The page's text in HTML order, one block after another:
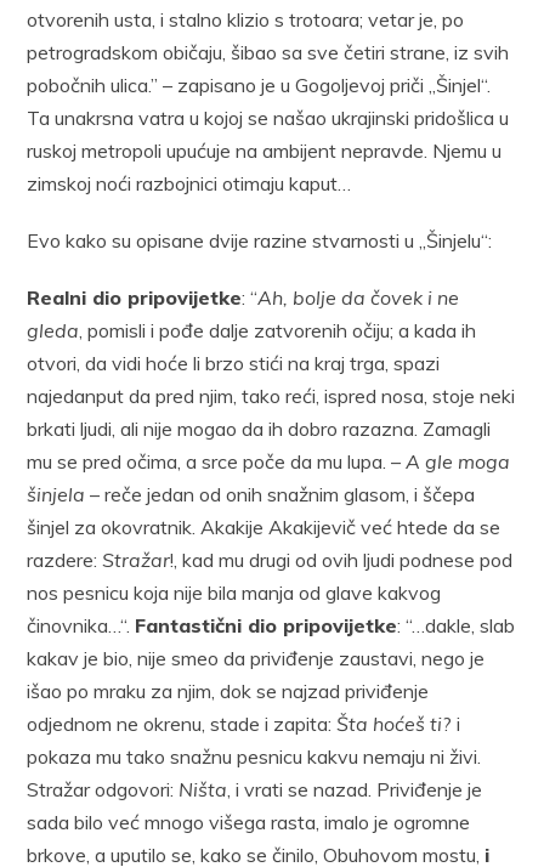
otvorenih usta, i stalno klizio s trotoara; vetar je, po
petrogradskom običaju, šibao sa sve četiri strane, iz svih
pobočnih ulica.” – zapisano je u Gogoljevoj priči „Šinjel“.
Ta unakrsna vatra u kojoj se našao ukrajinski pridošlica u
ruskoj metropoli upućuje na ambijent nepravde. Njemu u
zimskoj noći razbojnici otimaju kaput…
Evo kako su opisane dvije razine stvarnosti u „Šinjelu“:
Realni dio pripovijetke: “Ah, bolje da čovek i ne
gleda , pomisli i pođe dalje zatvorenih očiju; a kada ih
otvori, da vidi hoće li brzo stići na kraj trga, spazi
najedanput da pred njim, tako reći, ispred nosa, stoje neki
brkati ljudi, ali nije mogao da ih dobro razazna. Zamagli
mu se pred očima, a srce poče da mu lupa. –A gle moga
šinjela – reče jedan od onih snažnim glasom, i ščepa
šinjel za okovratnik. Akakije Akakijevič već htede da se
razdere:Stražar!, kad mu drugi od ovih ljudi podnese pod
nos pesnicu koja nije bila manja od glave kakvog
činovnika…“. Fantastični dio pripovijetke: “…dakle, slab
kakav je bio, nije smeo da priviđenje zaustavi, nego je
išao po mraku za njim, dok se najzad priviđenje
odjednom ne okrenu, stade i zapita:Šta hoćeš ti? i
pokaza mu tako snažnu pesnicu kakvu nemaju ni živi.
Stražar odgovori: Ništa , i vrati se nazad. Priviđenje je
sada bilo već mnogo višega rasta, imalo je ogromne
brkove, a uputilo se, kako se činilo, Obuhovom mostu, i